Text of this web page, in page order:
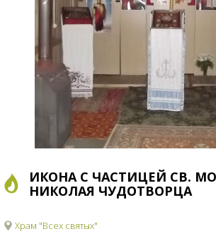
ИКОНА С ЧАСТИЦЕЙ СВ.
НИКОЛАЯ ЧУДОТВОРЦА
Храм "Всех святых"